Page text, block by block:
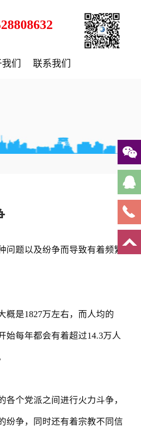
们 联系我们
题以及纷争而导致有着频繁
是1827万左右，而人均的
始每年都会有着超过14.3万人
个党派之间进行火力斗争，
纷争，同时还有着宗教不同信